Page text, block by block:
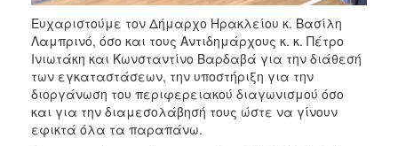
Ευχαριστούμε τον Δήμαρχο Ηρακλείου κ. Βασίλη
Λαμπρινό, όσο και τους Αντιδημάρχους κ. κ. Πέτρο
Ινιωτάκη και Κωνσταντίνο Βαρδαβά για την διάθεσή
των εγκαταστάσεων, την υποστήριξη για την
διοργάνωση του περιφερειακού διαγωνισμού όσο
και για την διαμεσολάβησή τους ώστε να γίνουν
εφικτά όλα τα παραπάνω.